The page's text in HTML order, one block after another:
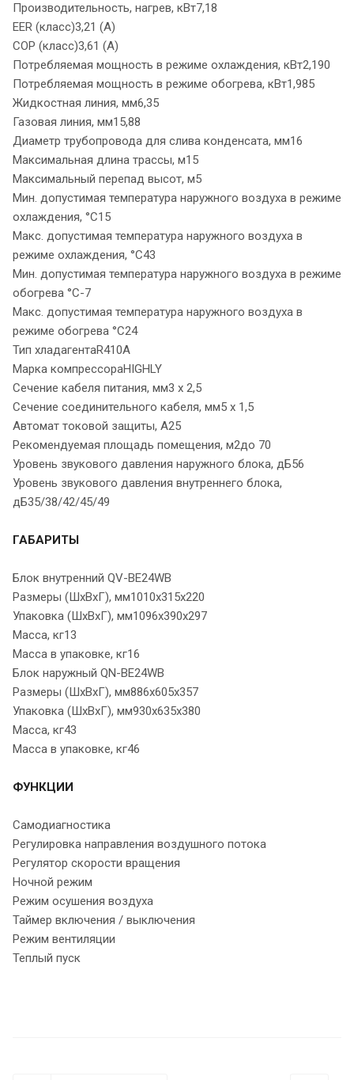
Производительность, нагрев, кВт7,18
EER (класс)3,21 (A)
COP (класс)3,61 (A)
Потребляемая мощность в режиме охлаждения, кВт2,190
Потребляемая мощность в режиме обогрева, кВт1,985
Жидкостная линия, мм6,35
Газовая линия, мм15,88
Диаметр трубопровода для слива конденсата, мм16
Максимальная длина трассы, м15
Максимальный перепад высот, м5
Мин. допустимая температура наружного воздуха в режиме
охлаждения, °С15
Макс. допустимая температура наружного воздуха в
режиме охлаждения, °С43
Мин. допустимая температура наружного воздуха в режиме
обогрева °С-7
Макс. допустимая температура наружного воздуха в
режиме обогрева °С24
Тип хладагентаR410A
Марка компрессораHIGHLY
Сечение кабеля питания, мм3 х 2,5
Сечение соединительного кабеля, мм5 х 1,5
Автомат токовой защиты, A25
Рекомендуемая площадь помещения, м2до 70
Уровень звукового давления наружного блока, дБ56
Уровень звукового давления внутреннего блока,
дБ35/38/42/45/49
ГАБАРИТЫ
Блок внутренний QV-BE24WB
Размеры (ШхВхГ), мм1010x315x220
Упаковка (ШхВхГ), мм1096x390x297
Масса, кг13
Масса в упаковке, кг16
Блок наружный QN-BE24WB
Размеры (ШхВхГ), мм886x605x357
Упаковка (ШхВхГ), мм930x635x380
Масса, кг43
Масса в упаковке, кг46
ФУНКЦИИ
Самодиагностика
Регулировка направления воздушного потока
Регулятор скорости вращения
Ночной режим
Режим осушения воздуха
Таймер включения / выключения
Режим вентиляции
Теплый пуск